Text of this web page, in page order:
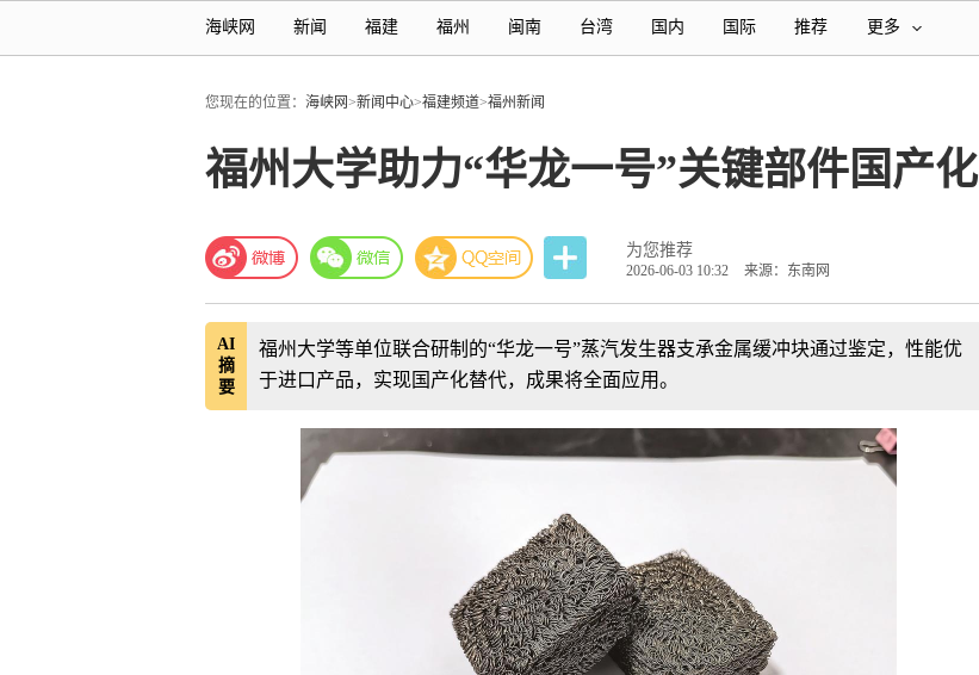
海峡网 新闻 福建 福州 闽南 台湾 国内 国际 推荐 更多
您现在的位置： 海峡网>新闻中心>福建频道>福州新闻
福州大学助力“华龙一号”关键部件国产化
为您推荐
2026-06-03 10:32 来源：东南网
AI
摘
要
福州大学等单位联合研制的“华龙一号”蒸汽发生器支承金属缓冲块通过鉴定，性能优
于进口产品，实现国产化替代，成果将全面应用。